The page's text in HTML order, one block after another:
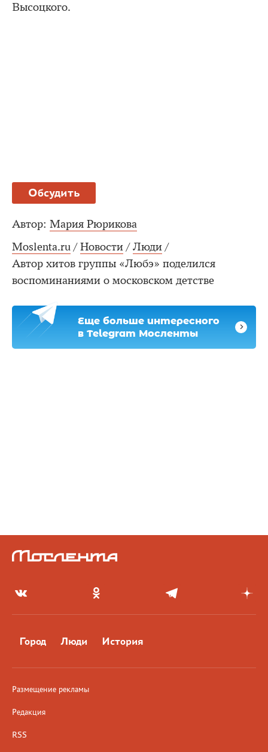
Высоцкого.
Обсудить
Автор: Мария Рюрикова
Moslenta.ru / Новости / Люди /
Автор хитов группы «Любэ» поделился
воспоминаниями о московском детстве
Еще больше интересного
в Telegram Мосленты
Город Люди История
Размещение рекламы
Редакция
RSS